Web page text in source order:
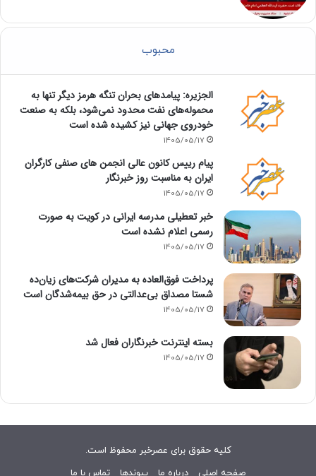
محبوب
الجزیره: پیامدهای بحران تنگه هرمز دیگر تنها به
محموله‌های نفت محدود نمی‌شود، بلکه به صنعت
خودروی جهانی نیز کشیده شده است
1405/05/17
پیام رییس کانون عالی انجمن های صنفی کارگران
ایران به مناسبت روز خبرنگار
1405/05/17
خبر تعطیلی مدرسه ایرانی در کویت به صورت
رسمی اعلام نشده است
1405/05/17
پرداخت فوق‌العاده به مدیران شرکت‌های زیان‌ده
شستا مصداق بی‌عدالتی در حق بیمه‌شدگان است
1405/05/17
بسته اینترنت خبرنگاران فعال شد
1405/05/17
کلیه حقوق برای عصرخبر محفوظ است.
صفحه اصلی
درباره ما پیوندها تماس با ما